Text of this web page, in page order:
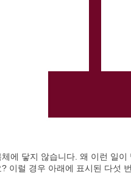
에 닿지 않습니다. 왜 이런 일
이럴 경우 아래에 표시된 다섯